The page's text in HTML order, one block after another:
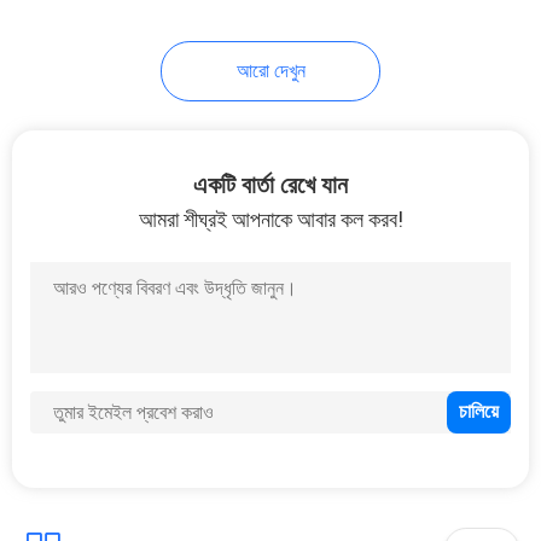
RTP পাইপ মেকিং মেশিন
আরো দেখুন
একটি বার্তা রেখে যান
আমরা শীঘ্রই আপনাকে আবার কল করব!